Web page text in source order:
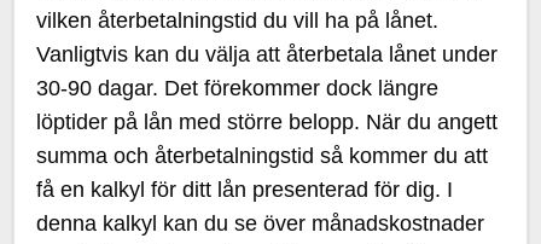
vilken återbetalningstid du vill ha på lånet.
Vanligtvis kan du välja att återbetala lånet under
30-90 dagar. Det förekommer dock längre
löptider på lån med större belopp. När du angett
summa och återbetalningstid så kommer du att
få en kalkyl för ditt lån presenterad för dig. I
denna kalkyl kan du se över månadskostnader